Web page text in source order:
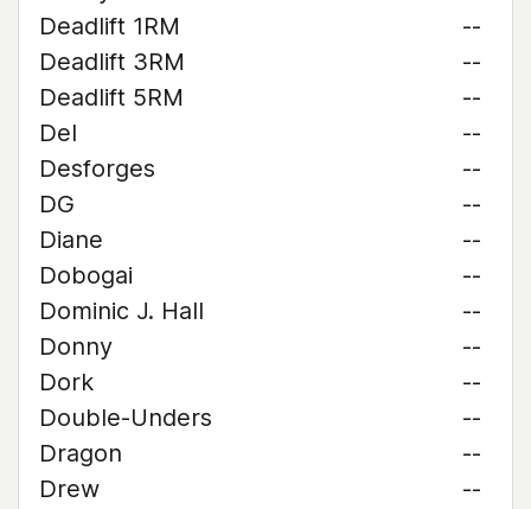
Deadlift 1RM
--
Deadlift 3RM
--
Deadlift 5RM
--
Del
--
Desforges
--
DG
--
Diane
--
Dobogai
--
Dominic J. Hall
--
Donny
--
Dork
--
Double-Unders
--
Dragon
--
Drew
--